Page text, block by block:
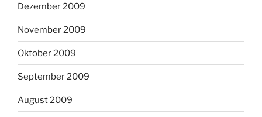
Dezember 2009
November 2009
Oktober 2009
September 2009
August 2009